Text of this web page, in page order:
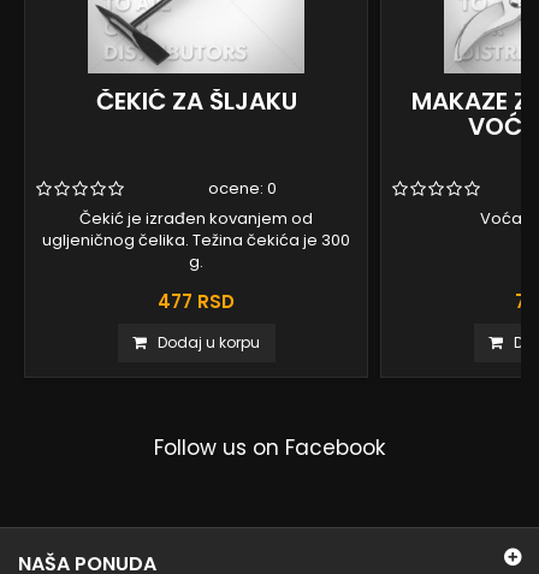
ČEKIĆ ZA ŠLJAKU
ocene: 0
Čekić je izrađen kovanjem od
ugljeničnog čelika. Težina čekića je 300
g.
477 RSD
Dodaj u korpu
MAKAZE
Follow us on Facebook
NAŠA PONUDA